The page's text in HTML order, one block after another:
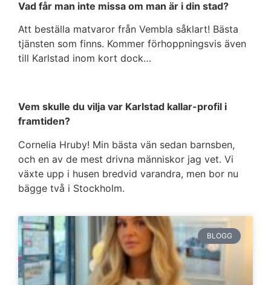
Vad får man inte missa om man är i din stad?
Att beställa matvaror från Vembla såklart! Bästa
tjänsten som finns. Kommer förhoppningsvis även
till Karlstad inom kort dock…
Vem skulle du vilja var Karlstad kallar-profil i
framtiden?
Cornelia Hruby! Min bästa vän sedan barnsben,
och en av de mest drivna människor jag vet. Vi
växte upp i husen bredvid varandra, men bor nu
bägge två i Stockholm.
BLOGG